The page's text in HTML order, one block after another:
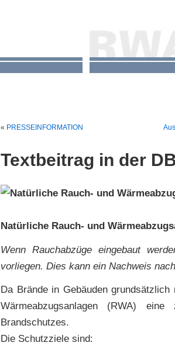
« PRESSEINFORMATION
Textbeitrag in der
Natürliche Rauch- und
Wenn Rauchabzüge eingebaut
vorliegen. Dies kann ein Nachweis
Da Brände in Gebäuden
Wärmeabzugsanlagen (RWA)
Brandschutzes.
Die Schutzziele sind: